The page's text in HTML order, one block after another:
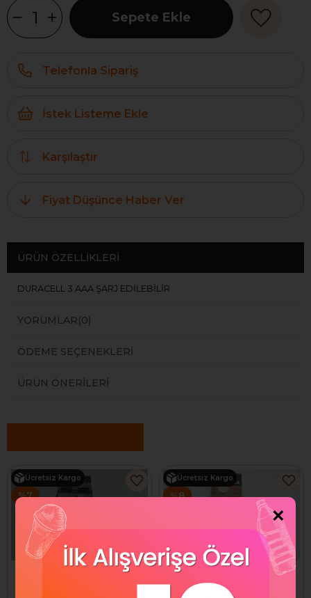
Telefonla Sipariş
İstek Listeme Ekle
Karşılaştır
Fiyat Düşünce Haber Ver
ÜRÜN ÖZELLIKLERI
DURACELL 3 AAA ŞARJ EDİLEBİLİR
YORUMLAR(0)
ÖDEME SEÇENEKLERI
ÜRÜN ÖNERILERI
Ücretsiz Kargo
%7
Ücretsiz Kargo
%8
×